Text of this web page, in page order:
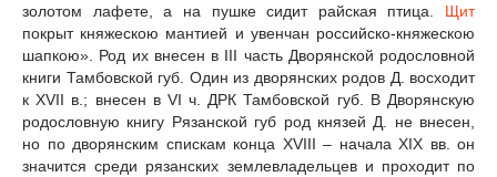
золотом лафете, а на пушке сидит райская птица. Щит
покрыт княжескою мантией и увенчан российско-княжескою
шапкою». Род их внесен в III часть Дворянской родословной
книги Тамбовской губ. Один из дворянских родов Д. восходит
к XVII в.; внесен в VI ч. ДРК Тамбовской губ. В Дворянскую
родословную книгу Рязанской губ род князей Д. не внесен,
но по дворянским спискам конца XVIII – начала XIX вв. он
значится среди рязанских землевладельцев и проходит по